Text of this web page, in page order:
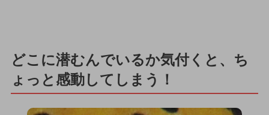
どこに潜むんでいるか気付くと、ち
ょっと感動してしまう！